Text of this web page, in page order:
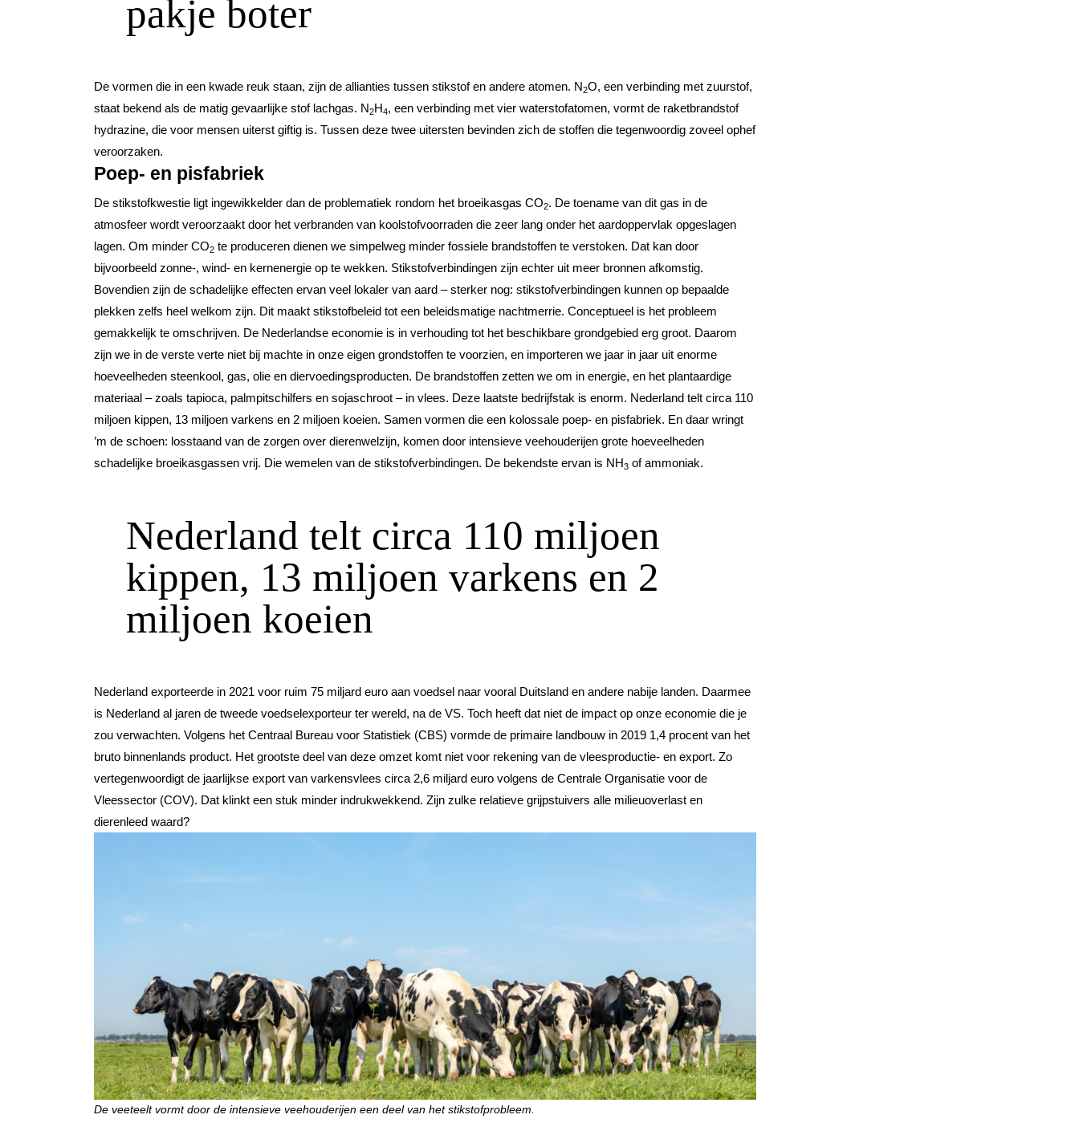
pakje boter
De vormen die in een kwade reuk staan, zijn de allianties tussen stikstof en andere atomen. N2O, een verbinding met zuurstof,
staat bekend als de matig gevaarlijke stof lachgas. N2H4, een verbinding met vier waterstofatomen, vormt de raketbrandstof
hydrazine, die voor mensen uiterst giftig is. Tussen deze twee uitersten bevinden zich de stoffen die tegenwoordig zoveel ophef
veroorzaken.
Poep- en pisfabriek
De stikstofkwestie ligt ingewikkelder dan de problematiek rondom het broeikasgas CO2. De toename van dit gas in de
atmosfeer wordt veroorzaakt door het verbranden van koolstofvoorraden die zeer lang onder het aardoppervlak opgeslagen
lagen. Om minder CO2 te produceren dienen we simpelweg minder fossiele brandstoffen te verstoken. Dat kan door
bijvoorbeeld zonne-, wind- en kernenergie op te wekken. Stikstofverbindingen zijn echter uit meer bronnen afkomstig.
Bovendien zijn de schadelijke effecten ervan veel lokaler van aard – sterker nog: stikstofverbindingen kunnen op bepaalde
plekken zelfs heel welkom zijn. Dit maakt stikstofbeleid tot een beleidsmatige nachtmerrie. Conceptueel is het probleem
gemakkelijk te omschrijven. De Nederlandse economie is in verhouding tot het beschikbare grondgebied erg groot. Daarom
zijn we in de verste verte niet bij machte in onze eigen grondstoffen te voorzien, en importeren we jaar in jaar uit enorme
hoeveelheden steenkool, gas, olie en diervoedingsproducten. De brandstoffen zetten we om in energie, en het plantaardige
materiaal – zoals tapioca, palmpitschilfers en sojaschroot – in vlees. Deze laatste bedrijfstak is enorm. Nederland telt circa 110
miljoen kippen, 13 miljoen varkens en 2 miljoen koeien. Samen vormen die een kolossale poep- en pisfabriek. En daar wringt
’m de schoen: losstaand van de zorgen over dierenwelzijn, komen door intensieve veehouderijen grote hoeveelheden
schadelijke broeikasgassen vrij. Die wemelen van de stikstofverbindingen. De bekendste ervan is NH3 of ammoniak.
Nederland telt circa 110 miljoen
kippen, 13 miljoen varkens en 2
miljoen koeien
Nederland exporteerde in 2021 voor ruim 75 miljard euro aan voedsel naar vooral Duitsland en andere nabije landen. Daarmee
is Nederland al jaren de tweede voedselexporteur ter wereld, na de VS. Toch heeft dat niet de impact op onze economie die je
zou verwachten. Volgens het Centraal Bureau voor Statistiek (CBS) vormde de primaire landbouw in 2019 1,4 procent van het
bruto binnenlands product. Het grootste deel van deze omzet komt niet voor rekening van de vleesproductie- en export. Zo
vertegenwoordigt de jaarlijkse export van varkensvlees circa 2,6 miljard euro volgens de Centrale Organisatie voor de
Vleessector (COV). Dat klinkt een stuk minder indrukwekkend. Zijn zulke relatieve grijpstuivers alle milieuoverlast en
dierenleed waard?
De veeteelt vormt door de intensieve veehouderijen een deel van het stikstofprobleem.